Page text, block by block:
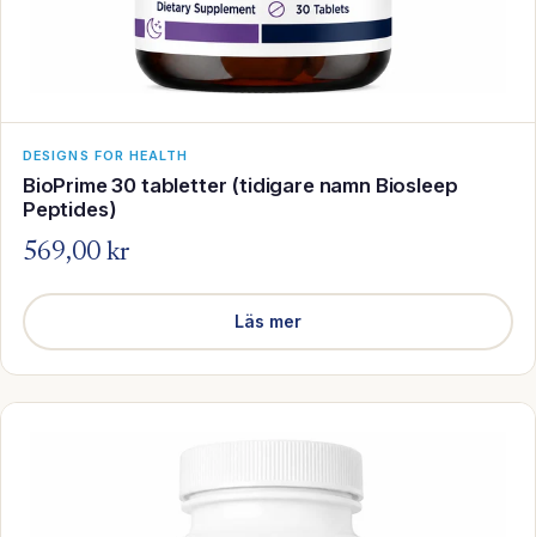
DESIGNS FOR HEALTH
BioPrime 30 tabletter (tidigare namn Biosleep
Peptides)
569,00 kr
Läs mer